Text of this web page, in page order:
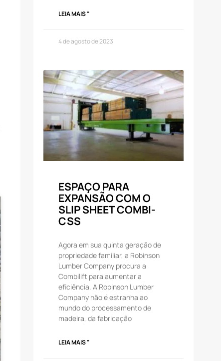
LEIA MAIS "
4 de agosto de 2023
ESPAÇO PARA
EXPANSÃO COM O
SLIP SHEET COMBI-
CSS
Agora em sua quinta geração de
propriedade familiar, a Robinson
Lumber Company procura a
Combilift para aumentar a
eficiência. A Robinson Lumber
Company não é estranha ao
mundo do processamento de
madeira, da fabricação
LEIA MAIS "